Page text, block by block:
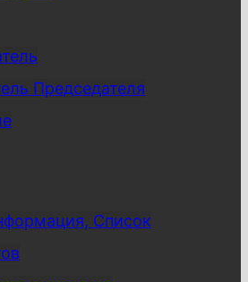
Председателя
Список